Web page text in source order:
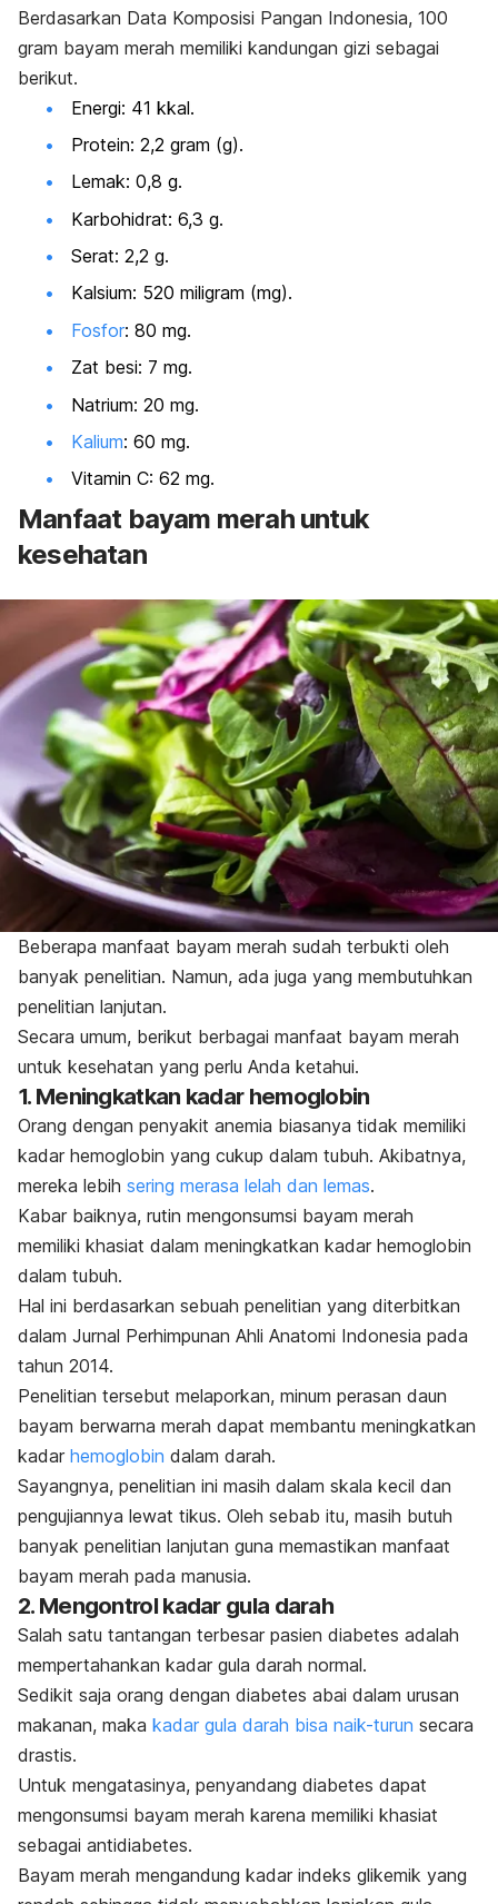
Berdasarkan Data Komposisi Pangan Indonesia, 100
gram bayam merah memiliki kandungan gizi sebagai
berikut.
Energi: 41 kkal.
Protein: 2,2 gram (g).
Lemak: 0,8 g.
Karbohidrat: 6,3 g.
Serat: 2,2 g.
Kalsium: 520 miligram (mg).
Fosfor: 80 mg.
Zat besi: 7 mg.
Natrium: 20 mg.
Kalium: 60 mg.
Vitamin C: 62 mg.
Manfaat bayam merah untuk
kesehatan
Beberapa manfaat bayam merah sudah terbukti oleh
banyak penelitian. Namun, ada juga yang membutuhkan
penelitian lanjutan.
Secara umum, berikut berbagai manfaat bayam merah
untuk kesehatan yang perlu Anda ketahui.
1. Meningkatkan kadar hemoglobin
Orang dengan penyakit anemia biasanya tidak memiliki
kadar hemoglobin yang cukup dalam tubuh. Akibatnya,
mereka lebih sering merasa lelah dan lemas.
Kabar baiknya, rutin mengonsumsi bayam merah
memiliki khasiat dalam meningkatkan kadar hemoglobin
dalam tubuh.
Hal ini berdasarkan sebuah penelitian yang diterbitkan
dalam Jurnal Perhimpunan Ahli Anatomi Indonesia pada
tahun 2014.
Penelitian tersebut melaporkan, minum perasan daun
bayam berwarna merah dapat membantu meningkatkan
kadar hemoglobin dalam darah.
Sayangnya, penelitian ini masih dalam skala kecil dan
pengujiannya lewat tikus. Oleh sebab itu, masih butuh
banyak penelitian lanjutan guna memastikan manfaat
bayam merah pada manusia.
2. Mengontrol kadar gula darah
Salah satu tantangan terbesar pasien diabetes adalah
mempertahankan kadar gula darah normal.
Sedikit saja orang dengan diabetes abai dalam urusan
makanan, maka kadar gula darah bisa naik-turun secara
drastis.
Untuk mengatasinya, penyandang diabetes dapat
mengonsumsi bayam merah karena memiliki khasiat
sebagai antidiabetes.
Bayam merah mengandung kadar indeks glikemik yang